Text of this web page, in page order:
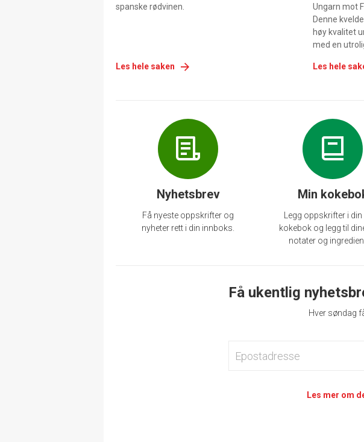
spanske rødvinen.
Les hele saken
Ungarn mot
Denne
høy kvalitet
med en
Les hele
Nyhetsbrev
Få nyeste oppskrifter og
nyheter rett i din innboks.
Min
Legg oppskrifter i din
kokebok og legg til
notater og
Få ukentlig
Hver søndag
Les mer om